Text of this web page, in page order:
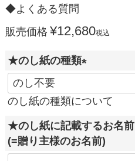
◆よくある質問
販売価格 ¥12,680税込
★のし紙の種類
必
)
のし紙の種類について
★のし紙に記載するお名前
(=贈り主様のお名前)